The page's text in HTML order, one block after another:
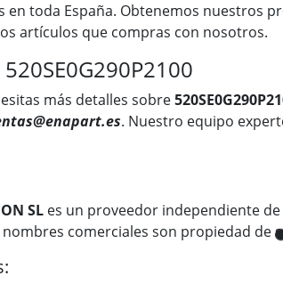
en toda España. Obtenemos nuestros
artículos que compras con nosotros.
más detalles sobre
. Nuestro equipo
SL es un proveedor independiente
nombres comerciales son propiedad de